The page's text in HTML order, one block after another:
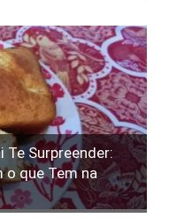
Te Surpreender:
o que Tem na